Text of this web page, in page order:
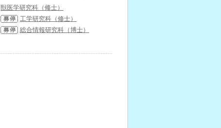
獣医学研究科（修士）
工学研究科（修士）
総合情報研究科（博士）